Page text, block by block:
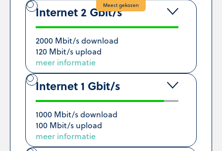
Internet 2 Gbit/s
2000 Mbit/s download
120 Mbit/s upload
meer informatie
Meest gekozen
Internet 1 Gbit/s
1000 Mbit/s download
100 Mbit/s upload
meer informatie